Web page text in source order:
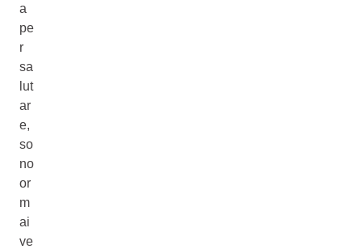
a
pe
r
sa
lut
ar
e,
so
no
or
m
ai
ve